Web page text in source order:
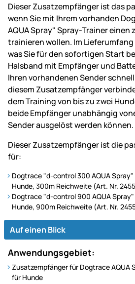
Dieser Zusatzempfänger ist das
wenn Sie mit Ihrem vorhanden
AQUA Spray" Spray-Trainer einen
trainieren wollen. Im
was Sie für den sofortigen Start
Halsband mit Empfänger und
Ihren vorhandenen Sender
diesem Zusatzempfänger
dem Training von bis zu zwei
beide Empfänger unabhängig
Sender ausgelöst werden können.
Dieser Zusatzempfänger ist die
für:
Dogtrace "d-control 300 AQUA Spray"
Hunde, 300m Reichweite (Art. Nr.
Dogtrace "d-control 900 AQUA Spray"
Hunde, 900m Reichweite (Art. Nr.
Auf einen Blick
Anwendungsgebiet:
Zusatzempfänger für Dogtrace AQUA
für Hunde